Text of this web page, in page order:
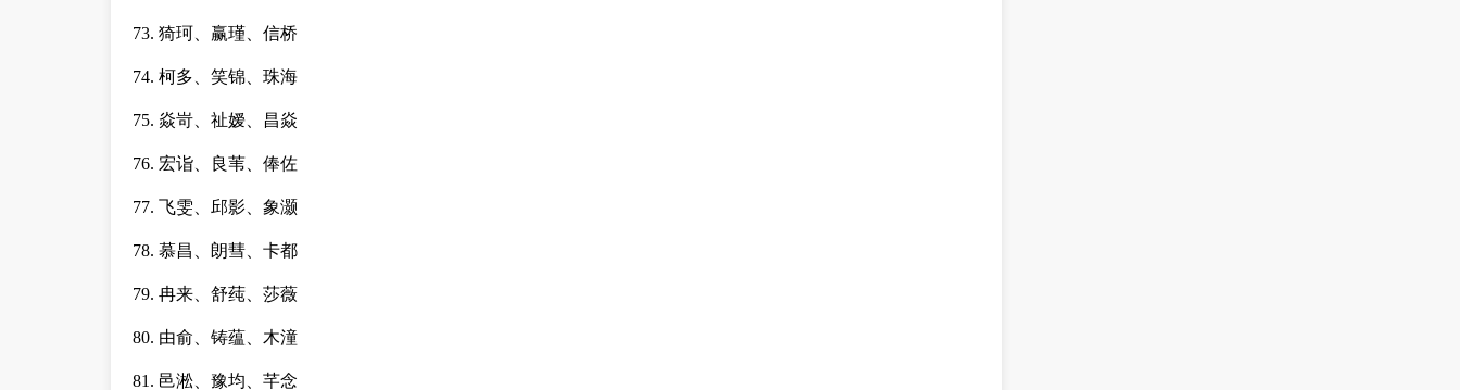
73. 猗珂、赢瑾、信桥
74. 柯多、笑锦、珠海
75. 焱岢、祉嫒、昌焱
76. 宏诣、良苇、俸佐
77. 飞雯、邱影、象灏
78. 慕昌、朗彗、卡都
79. 冉来、舒莼、莎薇
80. 由俞、铸蕴、木潼
81. 邑淞、豫均、芊念